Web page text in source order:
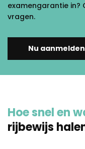
examengarantie in?
vragen.
Nu
Hoe snel en
rijbewijs